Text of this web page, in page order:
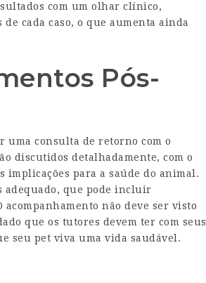
com um olhar clínico,
cada caso, o que aumenta ainda
Pós-
uma consulta de retorno com o
discutidos detalhadamente, com o
implicações para a saúde do animal.
adequado, que pode incluir
não deve ser visto
que os tutores devem ter com seus
seu pet viva uma vida saudável.